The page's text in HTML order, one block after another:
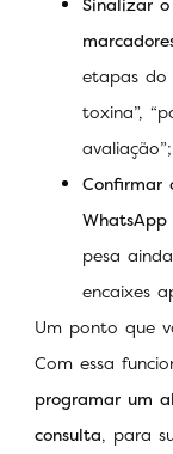
Sinalizar
etapas do
toxina”,
avaliação”;
Confirmar
WhatsApp
pesa
encaixes
Um ponto que
Com essa
programar um
consulta, para